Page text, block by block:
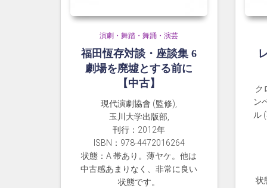
演劇・舞踏・舞踊・演芸
福田恆存対談・座談集 6
劇場を廃墟とする前に
【中古】
現代演劇協會 (監修),
玉川大学出版部,
刊行：2012年
ISBN：978-4472016264
状態：A 帯あり。薄ヤケ。他は
中古感あまりなく、非常に良い
状態です。
ク
ン
ル
状